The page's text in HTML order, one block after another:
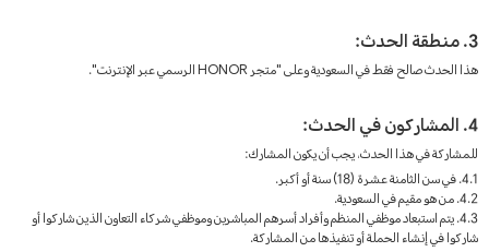
3. منطقة الحدث:
هذا الحدث صالح فقط في السعودية وعلى "متجر HONOR الرسمي عبر الإنترنت".
4. المشاركون في الحدث:
للمشاركة في هذا الحدث، يجب أن يكون المشارك:
4.1. في سن الثامنة عشرة (18) سنة أو أكبر.
4.2. من هو مقيم في السعودية.
4.3. يتم استبعاد موظفي المنظم وأفراد أسرهم المباشرين وموظفي شركاء التعاون الذين شاركوا أو
شاركوا في إنشاء الحملة أو تنفيذها من المشاركة.